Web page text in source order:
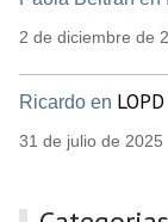
2 de diciembre de
Ricardo en
31 de julio de 2025